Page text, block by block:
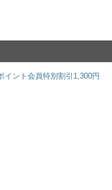
ント会員特別割引1,300円